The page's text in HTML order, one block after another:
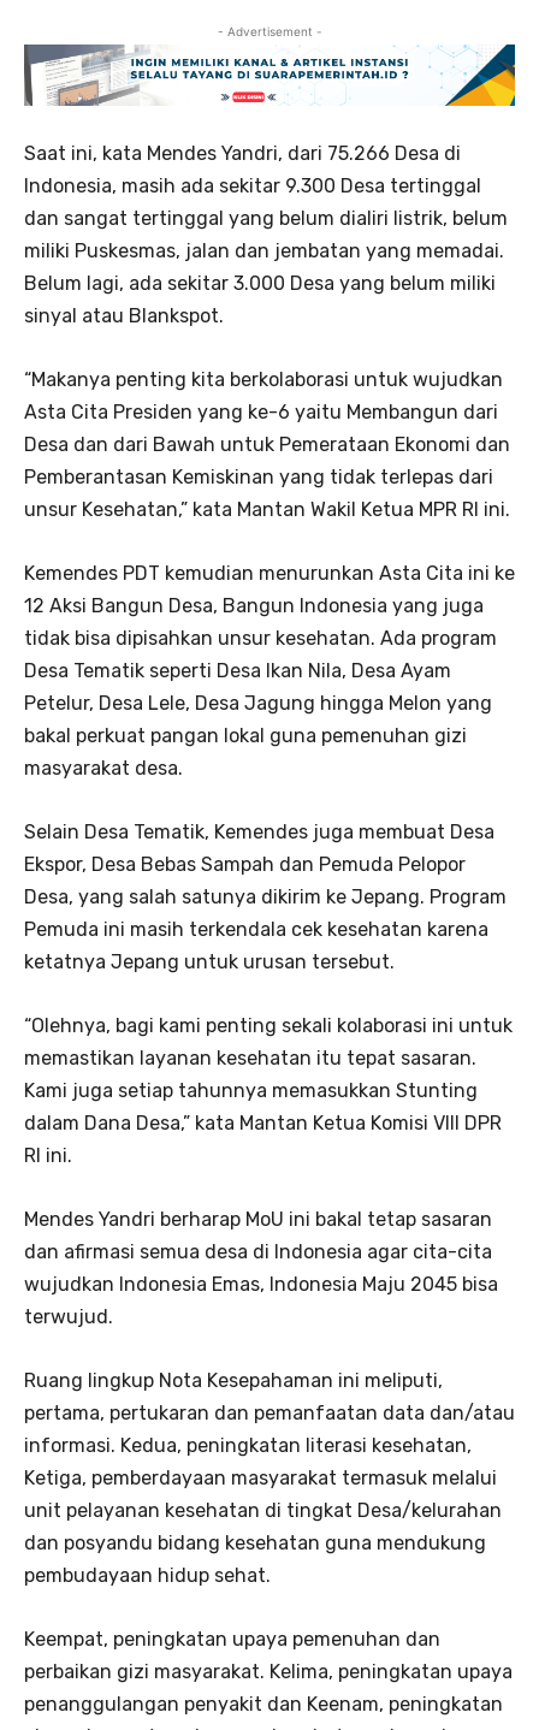
- Advertisement -
Saat ini, kata Mendes Yandri, dari 75.266 Desa di
Indonesia, masih ada sekitar 9.300 Desa tertinggal
dan sangat tertinggal yang belum dialiri listrik, belum
miliki Puskesmas, jalan dan jembatan yang memadai.
Belum lagi, ada sekitar 3.000 Desa yang belum miliki
sinyal atau Blankspot.
“Makanya penting kita berkolaborasi untuk wujudkan
Asta Cita Presiden yang ke-6 yaitu Membangun dari
Desa dan dari Bawah untuk Pemerataan Ekonomi dan
Pemberantasan Kemiskinan yang tidak terlepas dari
unsur Kesehatan,” kata Mantan Wakil Ketua MPR RI ini.
Kemendes PDT kemudian menurunkan Asta Cita ini ke
12 Aksi Bangun Desa, Bangun Indonesia yang juga
tidak bisa dipisahkan unsur kesehatan. Ada program
Desa Tematik seperti Desa Ikan Nila, Desa Ayam
Petelur, Desa Lele, Desa Jagung hingga Melon yang
bakal perkuat pangan lokal guna pemenuhan gizi
masyarakat desa.
Selain Desa Tematik, Kemendes juga membuat Desa
Ekspor, Desa Bebas Sampah dan Pemuda Pelopor
Desa, yang salah satunya dikirim ke Jepang. Program
Pemuda ini masih terkendala cek kesehatan karena
ketatnya Jepang untuk urusan tersebut.
“Olehnya, bagi kami penting sekali kolaborasi ini untuk
memastikan layanan kesehatan itu tepat sasaran.
Kami juga setiap tahunnya memasukkan Stunting
dalam Dana Desa,” kata Mantan Ketua Komisi VIII DPR
RI ini.
Mendes Yandri berharap MoU ini bakal tetap sasaran
dan afirmasi semua desa di Indonesia agar cita-cita
wujudkan Indonesia Emas, Indonesia Maju 2045 bisa
terwujud.
Ruang lingkup Nota Kesepahaman ini meliputi,
pertama, pertukaran dan pemanfaatan data dan/atau
informasi. Kedua, peningkatan literasi kesehatan,
Ketiga, pemberdayaan masyarakat termasuk melalui
unit pelayanan kesehatan di tingkat Desa/kelurahan
dan posyandu bidang kesehatan guna mendukung
pembudayaan hidup sehat.
Keempat, peningkatan upaya pemenuhan dan
perbaikan gizi masyarakat. Kelima, peningkatan upaya
penanggulangan penyakit dan Keenam, peningkatan